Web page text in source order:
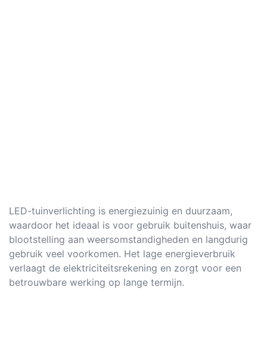
LED-tuinverlichting is energiezuinig en duurzaam,
waardoor het ideaal is voor gebruik buitenshuis, waar
blootstelling aan weersomstandigheden en langdurig
gebruik veel voorkomen. Het lage energieverbruik
verlaagt de elektriciteitsrekening en zorgt voor een
betrouwbare werking op lange termijn.